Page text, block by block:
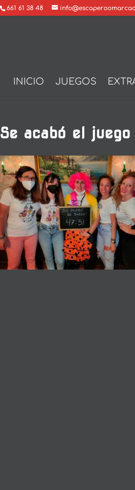
661 61 38 48
INICIO JUEGOS
Se acabó el juego